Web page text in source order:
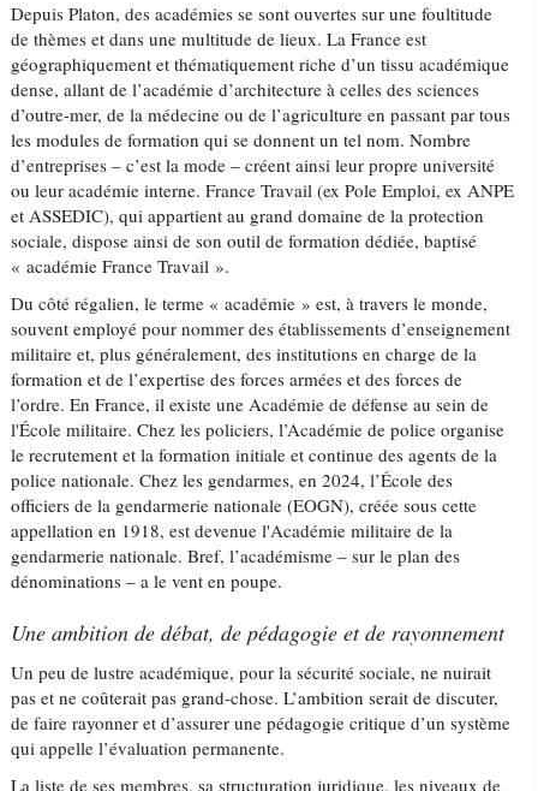
Depuis Platon, des académies se sont ouvertes sur une foultitude
de thèmes et dans une multitude de lieux. La France est
géographiquement et thématiquement riche d’un tissu académique
dense, allant de l’académie d’architecture à celles des sciences
d’outre-mer, de la médecine ou de l’agriculture en passant par tous
les modules de formation qui se donnent un tel nom. Nombre
d’entreprises – c’est la mode – créent ainsi leur propre université
ou leur académie interne. France Travail (ex Pole Emploi, ex ANPE
et ASSEDIC), qui appartient au grand domaine de la protection
sociale, dispose ainsi de son outil de formation dédiée, baptisé
« académie France Travail ».
Du côté régalien, le terme « académie » est, à travers le monde,
souvent employé pour nommer des établissements d’enseignement
militaire et, plus généralement, des institutions en charge de la
formation et de l’expertise des forces armées et des forces de
l’ordre. En France, il existe une Académie de défense au sein de
l'École militaire. Chez les policiers, l’Académie de police organise
le recrutement et la formation initiale et continue des agents de la
police nationale. Chez les gendarmes, en 2024, l’École des
officiers de la gendarmerie nationale (EOGN), créée sous cette
appellation en 1918, est devenue l'Académie militaire de la
gendarmerie nationale. Bref, l’académisme – sur le plan des
dénominations – a le vent en poupe.
Une ambition de débat, de pédagogie et de rayonnement
Un peu de lustre académique, pour la sécurité sociale, ne nuirait
pas et ne coûterait pas grand-chose. L’ambition serait de discuter,
de faire rayonner et d’assurer une pédagogie critique d’un système
qui appelle l’évaluation permanente.
La liste de ses membres, sa structuration juridique, les niveaux de